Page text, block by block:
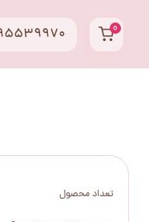
۰
تعداد محصول